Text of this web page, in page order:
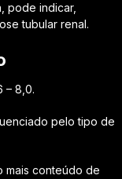
pode indicar,
tubular renal.
– 8,0.
pelo tipo de
mais conteúdo de